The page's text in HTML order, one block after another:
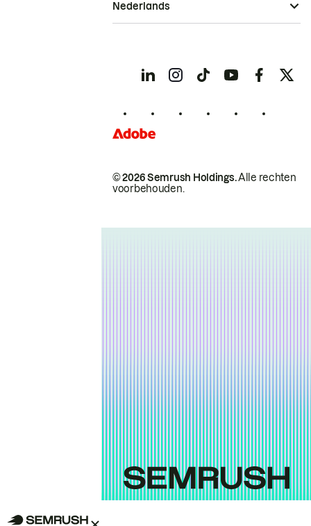
© 2026 Semrush Holdings.Alle rechten
voorbehouden.
Nederlands